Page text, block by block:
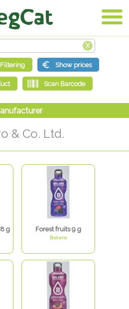
& Co. Ltd.
g Forest fruits 9 g
Bolero